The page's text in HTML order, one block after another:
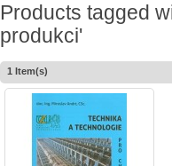
Products tagged
produkci'
1 Item(s)